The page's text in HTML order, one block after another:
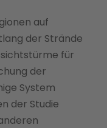
auf
der Strände
für
der
System
der Studie